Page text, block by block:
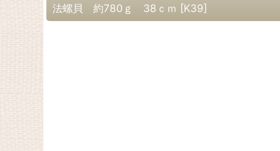
法螺貝 約780ｇ 38ｃｍ [K39]